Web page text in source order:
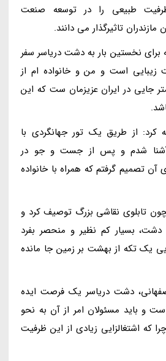
طبیعی را در توسعه صنعت
تاثیرگذار می دانند.
برای نخستین بار به دشت دریاسر سفر
زیبایی است و من و خانواده ام از
جایی در ایران عزیزمان ست که این
کرد: از طریق یک تور جهانگردی با
آشنا شدم و پس از جست و جو در
تصمیم گرفتم که همراه با خانواده
تابلوی نقاشی بزرگ توصیف کرد و
بسیار کم نظیر و منحصر بفرد
یک تکه از بهشت بر زمین جا مانده
دشت دریاسر یک فرصت ایده
و باید مسئولان امر از آن به نحو
که اشتغالزایی زیادی از این ظرفیت